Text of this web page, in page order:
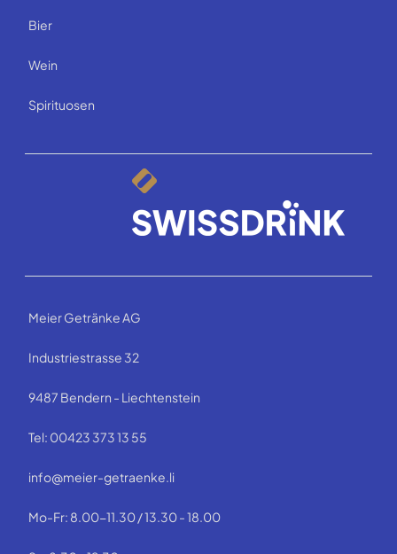
Bier
Wein
Spirituosen
Meier Getränke AG
Industriestrasse 32
9487 Bendern - Liechtenstein
Tel: 00423 373 13 55
info@meier-getraenke.li
Mo-Fr: 8.00-11.30 / 13.30 - 18.00